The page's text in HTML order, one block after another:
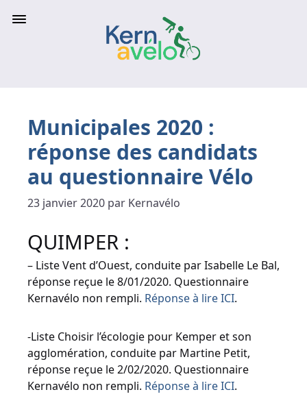
Municipales 2020 :
réponse des candidats
au questionnaire Vélo
23 janvier 2020 par Kernavélo
QUIMPER :
– Liste Vent d’Ouest, conduite par Isabelle Le Bal,
réponse reçue le 8/01/2020. Questionnaire
Kernavélo non rempli. Réponse à lire ICI.
-Liste Choisir l’écologie pour Kemper et son
agglomération, conduite par Martine Petit,
réponse reçue le 2/02/2020. Questionnaire
Kernavélo non rempli. Réponse à lire ICI.